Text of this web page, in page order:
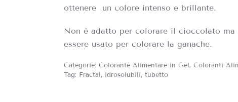
ottenere un colore intenso e brillante.
Non è adatto per colorare il cioccolato ma
essere usato per colorare la ganache.
Categorie: Colorante Alimentare in Gel, Coloranti
Tag: Fractal, idrosolubili, tubetto